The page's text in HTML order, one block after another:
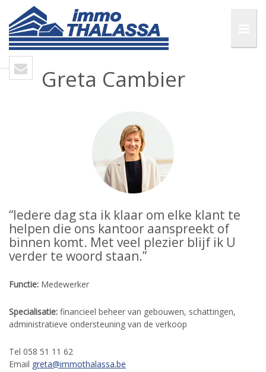
Greta Cambier
“Iedere dag sta ik klaar om elke klant te
helpen die ons kantoor aanspreekt of
binnen komt. Met veel plezier blijf ik U
verder te woord staan.”
Functie: Medewerker
Specialisatie: financieel beheer van gebouwen, schattingen,
administratieve ondersteuning van de verkoop
Tel 058 51 11 62
Email greta@immothalassa.be